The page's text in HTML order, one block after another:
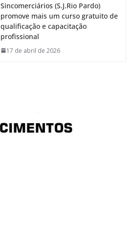
Sincomerciários (S.J.Rio Pardo)
promove mais um curso gratuito de
qualificação e capacitação
profissional
17 de abril de 2026